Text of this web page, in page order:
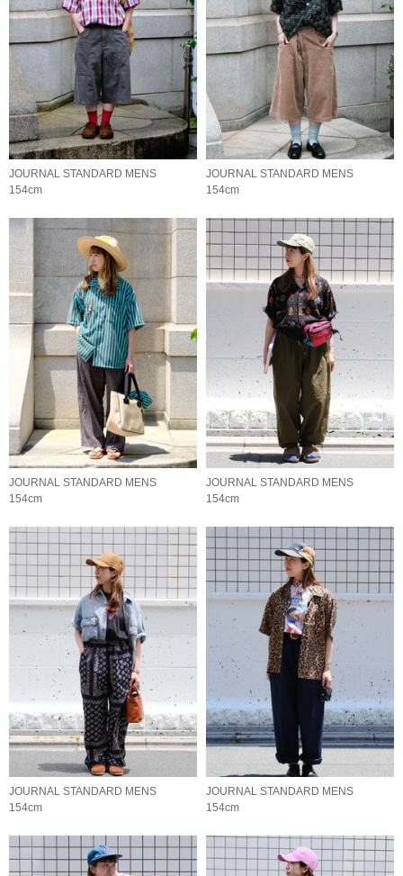
JOURNAL STANDARD MENS
154cm
JOURNAL STANDARD MENS
154cm
JOURNAL STANDARD MENS
154cm
JOURNAL STANDARD MENS
154cm
JOURNAL STANDARD MENS
154cm
JOURNAL STANDARD MENS
154cm